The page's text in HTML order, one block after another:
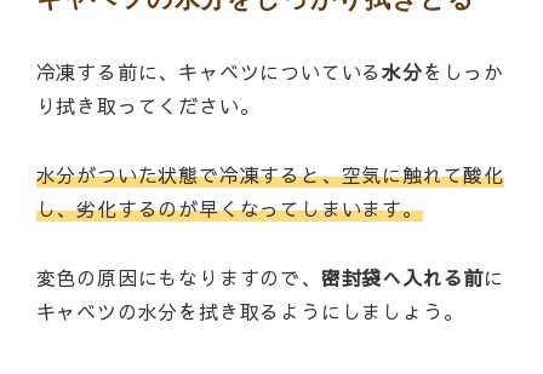
冷凍する前に、キャベツについている水分をしっか
り拭き取ってください。
水分がついた状態で冷凍すると、空気に触れて酸化
し、劣化するのが早くなってしまいます。
変色の原因にもなりますので、 密封袋へ入れる前に
キャベツの水分を拭き取るようにしましょう。